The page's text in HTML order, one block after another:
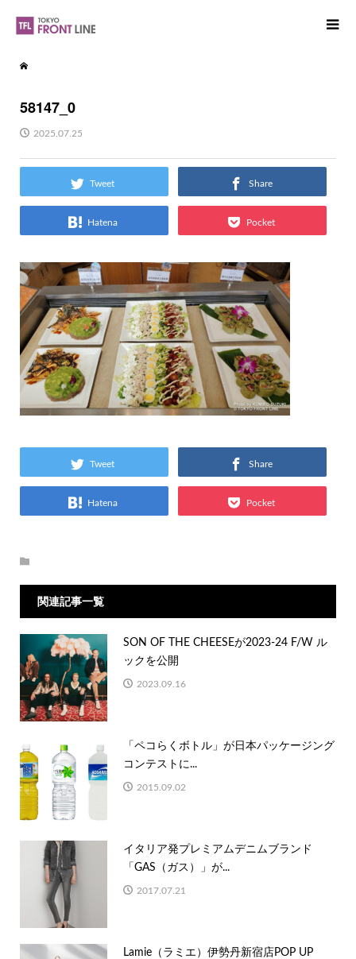
58147_0
2025.07.25
Tweet Share
Hatena Pocket
Tweet Share
Hatena Pocket
関連記事一覧
SON OF THE CHEESEが2023-24 F/W ル
ックを公開
2023.09.16
「ペコらくボトル」が日本パッケージング
コンテストに...
2015.09.02
イタリア発プレミアムデニムブランド
「GAS（ガス）」が...
2017.07.21
Lamie（ラミエ）伊勢丹新宿店POP UP